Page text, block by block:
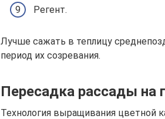
Регент.
Лучше сажать в теплицу
период их созревания.
Пересадка рассады на
Технология выращивания цветной